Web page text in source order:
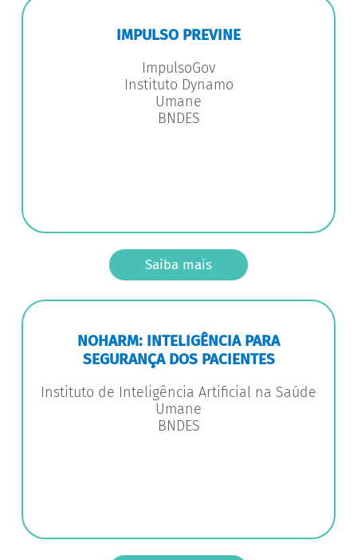
IMPULSO PREVINE
ImpulsoGov
Instituto Dynamo
Umane
BNDES
Saiba mais
NOHARM: INTELIGÊNCIA PARA
SEGURANÇA DOS PACIENTES
Instituto de Inteligência Artificial na Saúde
Umane
BNDES